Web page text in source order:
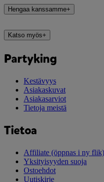
Hengaa kanssamme+
Katso myös+
Partyking
Kestävyys
Asiakaskuvat
Asiakasarviot
Tietoja meistä
Tietoa
Affiliate (öppnas i ny flik)
Yksityisyyden suoja
Ostoehdot
Uutiskirje